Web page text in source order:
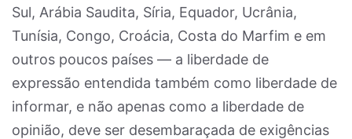
Sul, Arábia Saudita, Síria, Equador, Ucrânia,
Tunísia, Congo, Croácia, Costa do Marfim e em
outros poucos países — a liberdade de
expressão entendida também como liberdade de
informar, e não apenas como a liberdade de
opinião, deve ser desembaraçada de exigências